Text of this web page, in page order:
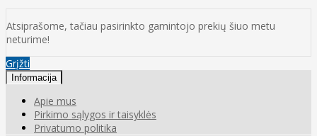
Atsiprašome, tačiau pasirinkto gamintojo prekių šiuo metu
neturime!
Grįžti
Informacija
Apie mus
Pirkimo sąlygos ir taisyklės
Privatumo politika